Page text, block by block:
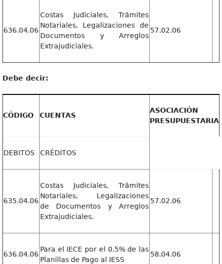
636.04.06
Costas Judiciales, Trámites
Notariales, Legalizaciones de
Documentos y Arreglos
Extrajudiciales.
57.02.06
Debe decir:
CÓDIGO CUENTAS
ASOCIACIÓN
PRESUPUESTARIA
DEBITOS CRÉDITOS
635.04.06
Costas Judiciales, Trámites
Notariales, Legalizaciones
de Documentos y Arreglos
Extrajudiciales.
57.02.06
636.04.06
Para el IECE por el 0,5% de las
Planillas de Pago al IESS
58.04.06